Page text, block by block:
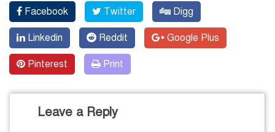
Facebook Twitter Digg
Linkedin Reddit Google Plus
Pinterest Print
Leave a Reply